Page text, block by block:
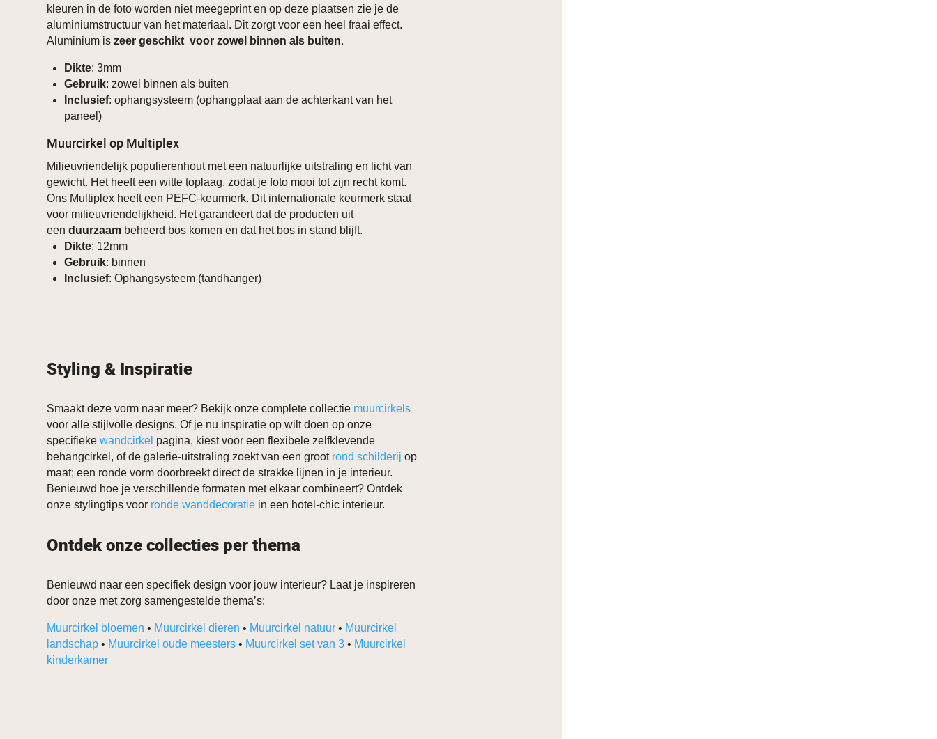
kleuren in de foto worden niet meegeprint en op deze plaatsen zie je de
aluminiumstructuur van het materiaal. Dit zorgt voor een heel fraai effect.
Aluminium iszeer geschikt voor zowel binnen als buiten.
Dikte: 3mm
Gebruik: zowel binnen als buiten
Inclusief: ophangsysteem (ophangplaat aan de achterkant van het
paneel)
Muurcirkel op Multiplex
Milieuvriendelijk populierenhout met een natuurlijke uitstraling en licht van
gewicht. Het heeft een witte toplaag, zodat je foto mooi tot zijn recht komt.
Ons Multiplex heeft een PEFC-keurmerk. Dit internationale keurmerk staat
voor milieuvriendelijkheid. Het garandeert dat de producten uit
eenduurzaam beheerd bos komen en dat het bos in stand blijft.
Dikte: 12mm
Gebruik: binnen
Inclusief: Ophangsysteem (tandhanger)
Styling & Inspiratie
Smaakt deze vorm naar meer? Bekijk onze complete collectie muurcirkels
voor alle stijlvolle designs. Of je nu inspiratie op wilt doen op onze
specifiekewandcirkel pagina, kiest voor een flexibele zelfklevende
behangcirkel, of de galerie-uitstraling zoekt van een groot rond schilderij op
maat; een ronde vorm doorbreekt direct de strakke lijnen in je interieur.
Benieuwd hoe je verschillende formaten met elkaar combineert? Ontdek
onze stylingtips voor ronde wanddecoratie in een hotel-chic interieur.
Ontdek onze collecties per thema
Benieuwd naar een specifiek design voor jouw interieur? Laat je inspireren
door onze met zorg samengestelde thema’s:
Muurcirkel bloemen • Muurcirkel dieren • Muurcirkel natuur • Muurcirkel
landschap • Muurcirkel oude meesters • Muurcirkel set van 3 • Muurcirkel
kinderkamer